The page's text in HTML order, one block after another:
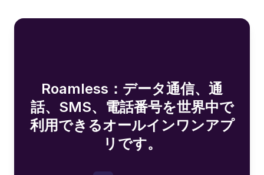
Roamless：データ通信、通
話、SMS、電話番号を世界中で
利用できるオールインワンアプ
リです。